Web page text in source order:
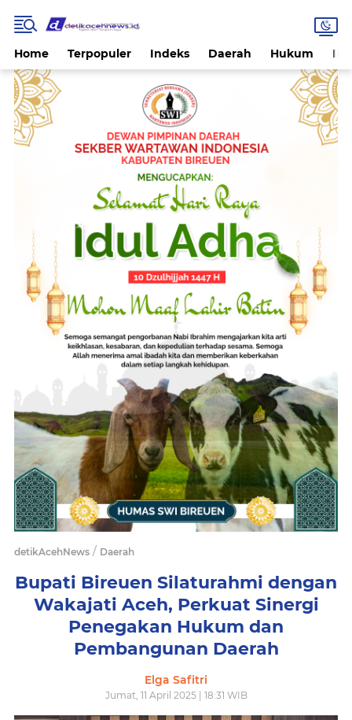
Home Terpopuler Indeks Daerah Hukum
detikAcehNews / Daerah
Bupati Bireuen Silaturahmi dengan
Wakajati Aceh, Perkuat Sinergi
Penegakan Hukum dan
Pembangunan Daerah
Elga Safitri
Jumat, 11 April 2025 | 18:31 WIB